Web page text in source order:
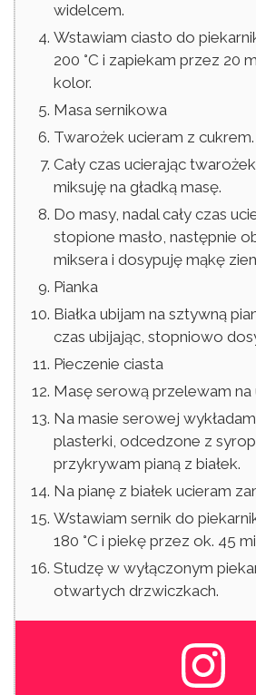
widelcem.
Wstawiam ciasto do
200 °C i zapiekam przez 20
kolor.
Masa sernikowa
Twarożek ucieram z cukrem.
Cały czas ucierając
miksuję na gładką masę.
Do masy, nadal cały czas
stopione masło, następnie
miksera i dosypuję mąkę
Pianka
Białka ubijam na sztywną
czas ubijając, stopniowo
Pieczenie ciasta
Masę serową przelewam na
Na masie serowej
plasterki, odcedzone z
przykrywam pianą z białek.
Na pianę z białek ucieram
Wstawiam sernik do
180 °C i piekę przez ok. 45
Studzę w wyłączonym
otwartych drzwiczkach.